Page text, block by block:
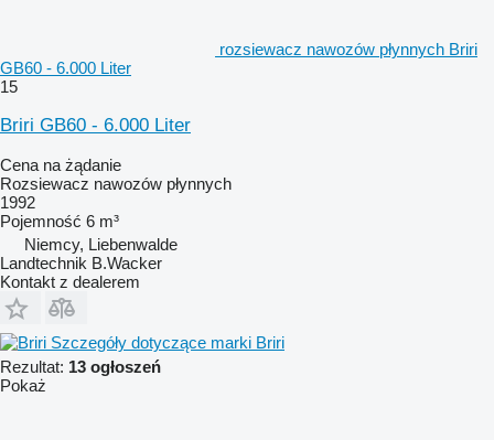
rozsiewacz nawozów płynnych Briri
GB60 - 6.000 Liter
15
Briri GB60 - 6.000 Liter
Cena na żądanie
Rozsiewacz nawozów płynnych
1992
Pojemność 6 m³
Niemcy, Liebenwalde
Landtechnik B.Wacker
Kontakt z dealerem
Szczegóły dotyczące marki Briri
Rezultat: 13 ogłoszeń
Pokaż